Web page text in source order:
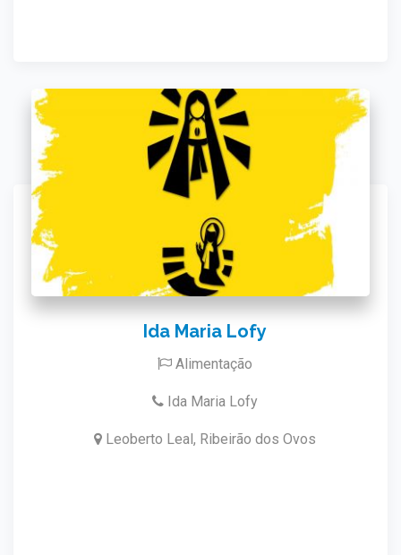
Ida Maria Lofy
Alimentação
Ida Maria Lofy
Leoberto Leal, Ribeirão dos Ovos